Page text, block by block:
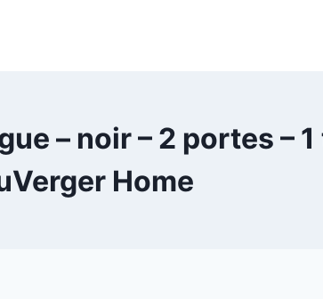
– noir – 2 portes –
Home